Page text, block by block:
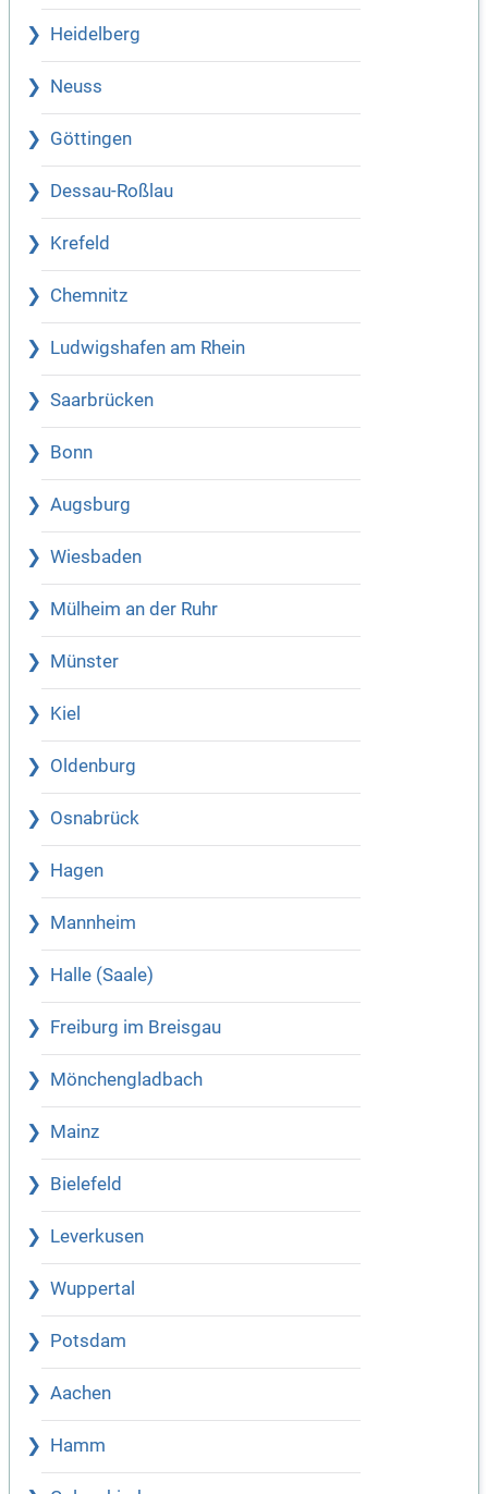
Heidelberg
Neuss
Göttingen
Dessau-Roßlau
Krefeld
Chemnitz
Ludwigshafen am Rhein
Saarbrücken
Bonn
Augsburg
Wiesbaden
Mülheim an der Ruhr
Münster
Kiel
Oldenburg
Osnabrück
Hagen
Mannheim
Halle (Saale)
Freiburg im Breisgau
Mönchengladbach
Mainz
Bielefeld
Leverkusen
Wuppertal
Potsdam
Aachen
Hamm